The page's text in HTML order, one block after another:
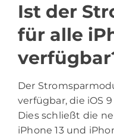
Ist der
für alle
Der
verfügbar, die iOS
Dies schließt die
iPhone 13 und